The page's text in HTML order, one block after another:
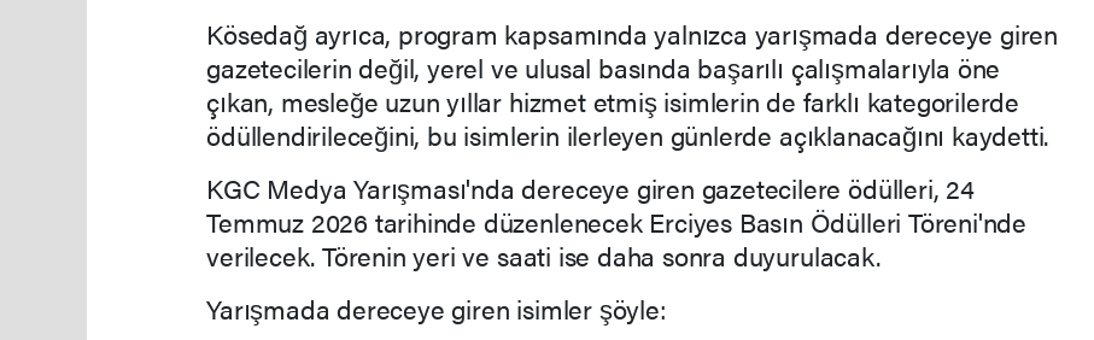
Kösedağ ayrıca, program kapsamında yalnızca yarışmada dereceye giren
gazetecilerin değil, yerel ve ulusal basında başarılı çalışmalarıyla öne
çıkan, mesleğe uzun yıllar hizmet etmiş isimlerin de farklı kategorilerde
ödüllendirileceğini, bu isimlerin ilerleyen günlerde açıklanacağını kaydetti.
KGC Medya Yarışması'nda dereceye giren gazetecilere ödülleri, 24
Temmuz 2026 tarihinde düzenlenecek Erciyes Basın Ödülleri Töreni'nde
verilecek. Törenin yeri ve saati ise daha sonra duyurulacak.
Yarışmada dereceye giren isimler şöyle: